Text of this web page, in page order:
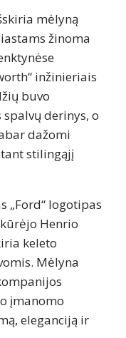
mėlyną
žinoma
inžinieriais
buvo
derinys, o
dažomi
stilingąjį
„Ford“ logotipas
Henrio
keleto
Mėlyna
įmanomo
eleganciją ir